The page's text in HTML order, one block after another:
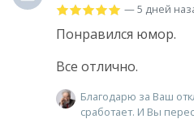
— 5 дней
Понравился юмор.
Все отлично.
Благодарю за Ваш
сработает. И Вы